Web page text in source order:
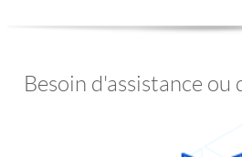
Besoin d'assistance